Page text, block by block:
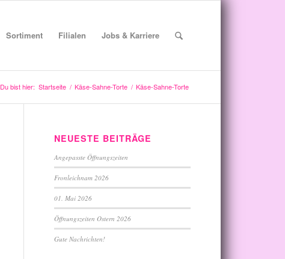
Sortiment Filialen Jobs & Karriere
Du bist hier: Startseite / Käse-Sahne-Torte / Käse-Sahne-Torte
NEUESTE BEITRÄGE
Angepasste Öffnungszeiten
Fronleichnam 2026
01. Mai 2026
Öffnungszeiten Ostern 2026
Gute Nachrichten!